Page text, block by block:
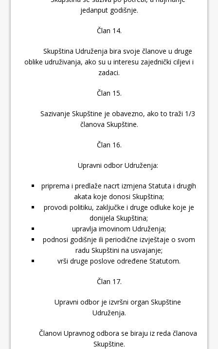
jedanput godišnje.
Član 14.
Skupština Udruženja bira svoje članove u druge
oblike udruživanja, ako su u interesu zajednički ciljevi i
zadaci.
Član 15.
Sazivanje Skupštine je obavezno, ako to traži 1/3
članova Skupštine.
Član 16.
Upravni odbor Udruženja:
priprema i predlaže nacrt izmjena Statuta i drugih
akata koje donosi Skupština;
provodi politiku, zaključke i druge odluke koje je
donijela Skupština;
upravlja imovinom Udruženja;
podnosi godišnje ili periodične izvještaje o svom
radu Skupštini na usvajanje;
vrši druge poslove određene Statutom.
Član 17.
Upravni odbor je izvršni organ Skupštine
Udruženja.
Članovi Upravnog odbora se biraju iz reda članova
Skupštine.